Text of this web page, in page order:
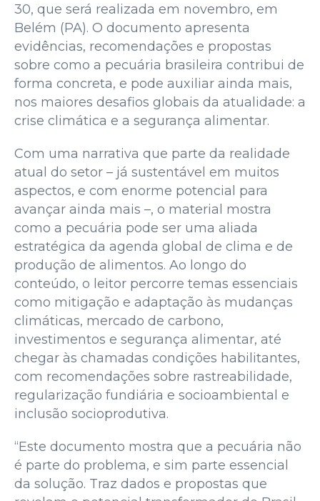
30, que será realizada em novembro, em
Belém (PA). O documento apresenta
evidências, recomendações e propostas
sobre como a pecuária brasileira contribui de
forma concreta, e pode auxiliar ainda mais,
nos maiores desafios globais da atualidade: a
crise climática e a segurança alimentar.
Com uma narrativa que parte da realidade
atual do setor – já sustentável em muitos
aspectos, e com enorme potencial para
avançar ainda mais –, o material mostra
como a pecuária pode ser uma aliada
estratégica da agenda global de clima e de
produção de alimentos. Ao longo do
conteúdo, o leitor percorre temas essenciais
como mitigação e adaptação às mudanças
climáticas, mercado de carbono,
investimentos e segurança alimentar, até
chegar às chamadas condições habilitantes,
com recomendações sobre rastreabilidade,
regularização fundiária e socioambiental e
inclusão socioprodutiva.
“Este documento mostra que a pecuária não
é parte do problema, e sim parte essencial
da solução. Traz dados e propostas que